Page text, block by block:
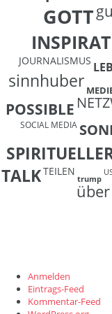
GOTT
JOURNALISMUS
sinnhuber
POSSIBLE
SOCIAL MEDIA
TALKTEILEN
trump
Anmelden
Eintrags-Feed
Kommentar-Feed